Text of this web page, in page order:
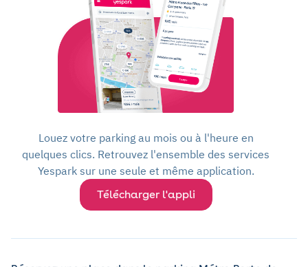
Louez votre parking au mois ou à l'heure en
quelques clics. Retrouvez l'ensemble des services
Yespark sur une seule et même application.
Télécharger l'appli